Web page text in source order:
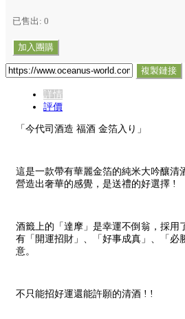
已售出: 0
加入團購
複製鏈接
詳情
評價
「今代司酒造 福酒 金箔入り」
這是一款帶有華麗金箔的純米大吟釀清
營造出奢華的感覺，是送禮的好選擇 !
酒籤上的「達摩」是幸運不倒翁，採用
有「開運招財」、「好事成真」、「必
意。
不只能招好運還能許願的清酒 ! !